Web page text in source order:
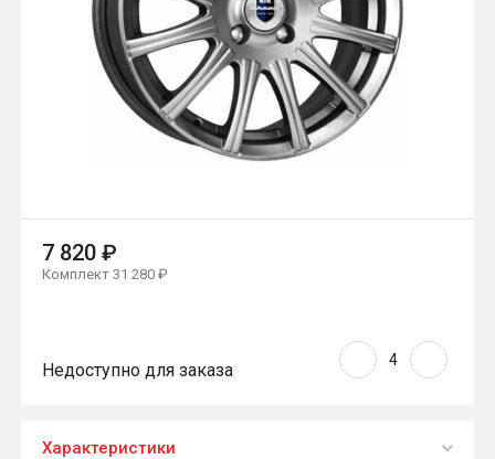
7 820 ₽
Комплект 31 280 ₽
Недоступно для заказа
Характеристики